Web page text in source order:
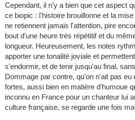
Cependant, il n'y a bien que cet aspect
ce biopic : l'histoire brouillonne et la
ne retiennent jamais l'attention, pire
bout d'une heure très répétitif et du
longueur. Heureusement, les notes
apporter une tonalité joviale et
s'endormir, et de tenir jusqu'au final,
Dommage par contre, qu'on n'ait pas eu
fortes, aussi bien en matière d'humoue
inconnu en France pour un chanteur lui
culture française, se regarde une fois